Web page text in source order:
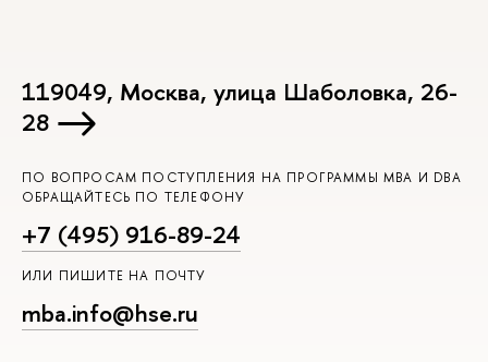
119049, Москва, улица Шаболовка, 26-
28
ПО ВОПРОСАМ ПОСТУПЛЕНИЯ НА ПРОГРАММЫ MBA И DBA
ОБРАЩАЙТЕСЬ ПО ТЕЛЕФОНУ
+7 (495) 916-89-24
ИЛИ ПИШИТЕ НА ПОЧТУ
mba.info@hse.ru